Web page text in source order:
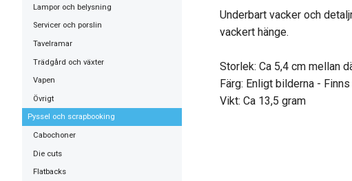
Lampor och belysning
Servicer och porslin
Tavelramar
Trädgård och växter
Vapen
Övrigt
Pyssel och scrapbooking
Cabochoner
Die cuts
Flatbacks
Underbart vacker och
vackert hänge.
Storlek: Ca 5,4 cm mellan
Färg: Enligt bilderna -
Vikt: Ca 13,5 gram